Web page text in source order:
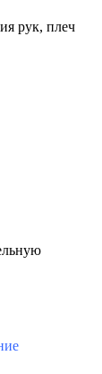
рук, плеч